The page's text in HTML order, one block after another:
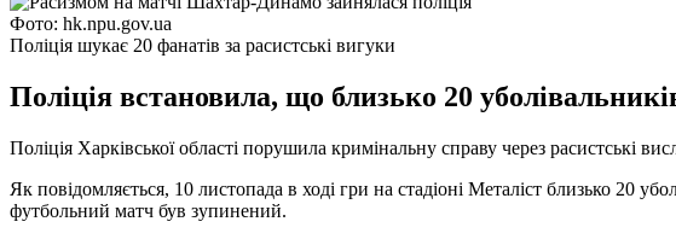
Фото: hk.npu.gov.ua
Поліція шукає 20 фанатів за расистські вигуки
Поліція встановила, що близько 20
Поліція Харківської області порушила кримінальну справу через расистські
Як повідомляється, 10 листопада в ході гри на стадіоні Металіст близько 20
футбольний матч був зупинений.